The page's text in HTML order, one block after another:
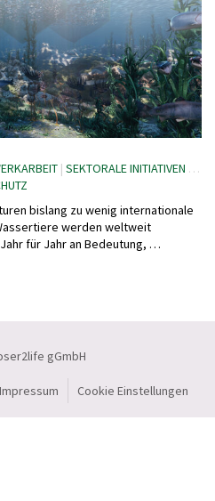
| SEKTORALE INITIATIVEN VR
bislang zu wenig internationale
werden weltweit
für Jahr an Bedeutung, …
gGmbH
Impressum Cookie Einstellungen